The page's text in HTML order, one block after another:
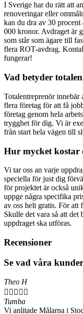
I Sverige har du rätt att
renoveringar eller
kan du dra av 30
000 kronor. Avdraget är
som står som ägare till
flera ROT-avdrag.
fungerar!
Vad betyder
Totalentreprenör innebär
flera företag för att få
företag genom hela
trygghet för dig. Vi är
från start hela vägen till
Hur mycket kostar
Vi tar oss an varje
speciella för just dig
för projektet är också
uppge några specifika
av oss helt gratis. För att
Skulle det vara så att det
uppdraget ska utföras.
Recensioner
Se vad våra
Theo H
    
Tumba
Vi anlitade Målarna i